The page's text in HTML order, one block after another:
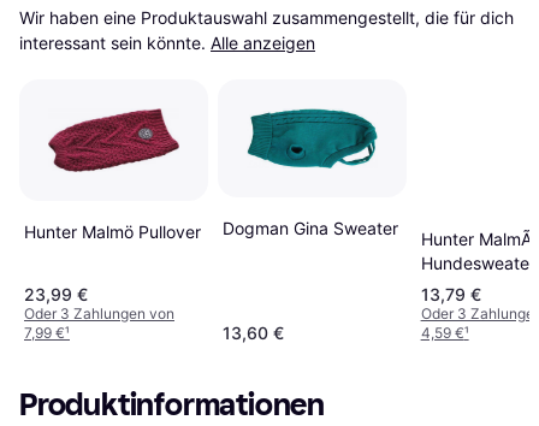
Wir haben eine Produktauswahl zusammengestellt, die für dich
interessant sein könnte. Alle anzeigen
Hunter Malmö Pullover
23,99 €
Oder 3 Zahlungen von
7,99 €¹
Dogman Gina Sweater
13,60 €
Hunter
Hundesweater
13,79 €
Oder 3
4,59 €¹
Produktinformationen